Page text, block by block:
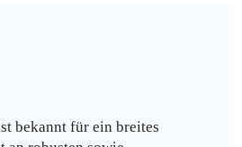
bekannt für ein breites